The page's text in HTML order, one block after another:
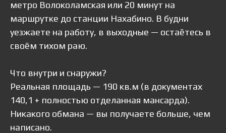
метро Волоколамская или 20 минут на
маршрутке до станции Нахабино. В будни
уезжаете на работу, в выходные — остаётесь в
своём тихом раю.
Что внутри и снаружи?
Реальная площадь — 190 кв.м (в документах
140,1 + полностью отделанная мансарда).
Никакого обмана — вы получаете больше, чем
написано.